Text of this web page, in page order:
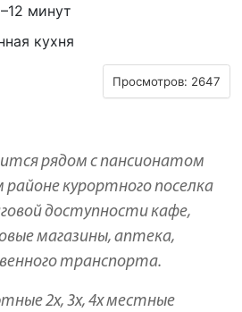
минут
кухня
Просмотров: 2647
рядом с пансионатом
курортного поселка
доступности кафе,
магазины, аптека,
транспорта.
2х, 3х, 4х местные